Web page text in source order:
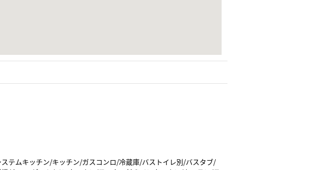
テムキッチン/キッチン/ガスコンロ/冷蔵庫/バストイレ別/バスタブ/